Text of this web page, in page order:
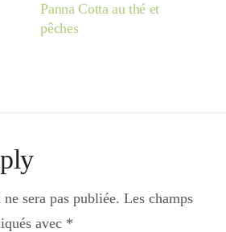
Panna Cotta au thé et
pêches
sera pas publiée. Les champs
avec *